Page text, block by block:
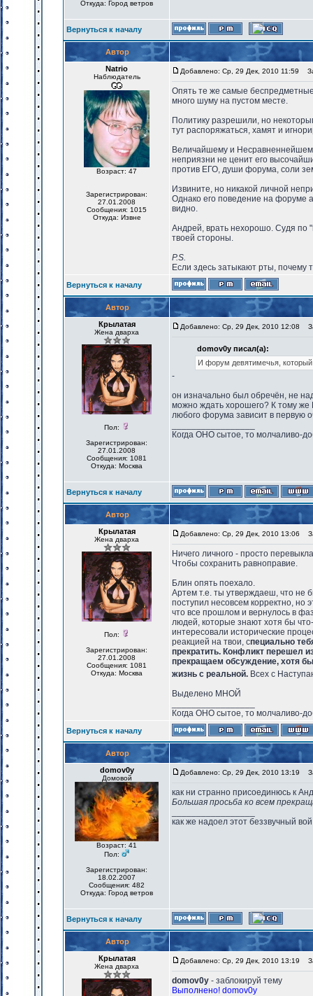
Откуда: Город ветров
Вернуться к началу
Автор
Natrio
Наблюдатель
Возраст: 47
Зарегистрирован:
27.01.2008
Сообщения: 1015
Откуда: Извне
Добавлено: Ср, 29 Дек, 2010 11:59
Опять те же самые беспредметные
много шуму на пустом месте.
Политику разрешили, но
тут распоряжаться, хамят и
Величайшему и
неприязни не ценит его
против ЕГО, души форума, соли
Извините, но никакой личной
Однако его поведение на форуме
видно.
Андрей, врать нехорошо. Судя по
твоей стороны.
P.S.
Если здесь затыкают рты, почему
Вернуться к началу
Автор
Крылатая
Жена дварха
Пол:
Зарегистрирован:
27.01.2008
Сообщения: 1081
Откуда: Москва
Добавлено: Ср, 29 Дек, 2010 12:08
domov0y писал(а):
И форум девятимечья,
-
он изначально был обречён, не
можно ждать хорошего? К тому же
любого форума зависит в первую
Когда ОНО сытое, то молчаливо-
Вернуться к началу
Автор
Крылатая
Жена дварха
Пол:
Зарегистрирован:
27.01.2008
Сообщения: 1081
Откуда: Москва
Добавлено: Ср, 29 Дек, 2010 13:06
Ничего личного - просто
Чтобы сохранить равноправие.
Блин опять поехало.
Артем т.е. ты утверждаеш, что не
поступил несовсем корректно, но
что все прошлом и вернулось в
людей, которые знают хотя бы
интересовали исторические
реакцией на твои, специально
прекратить. Конфликт перешел
прекращаем обсуждение, хотя
жизнь с реальной. Всех с
Выделено МНОЙ
Когда ОНО сытое, то молчаливо-
Вернуться к началу
Автор
domov0y
Домовой
Возраст: 41
Пол:
Зарегистрирован:
18.02.2007
Сообщения: 482
Откуда: Город ветров
Добавлено: Ср, 29 Дек, 2010 13:19
как ни странно присоединюсь к
Большая просьба ко всем
как же надоел этот беззвучный
Вернуться к началу
Автор
Крылатая
Жена дварха
Добавлено: Ср, 29 Дек, 2010 13:19
domov0y - заблокируй тему
Выполнено! domov0y